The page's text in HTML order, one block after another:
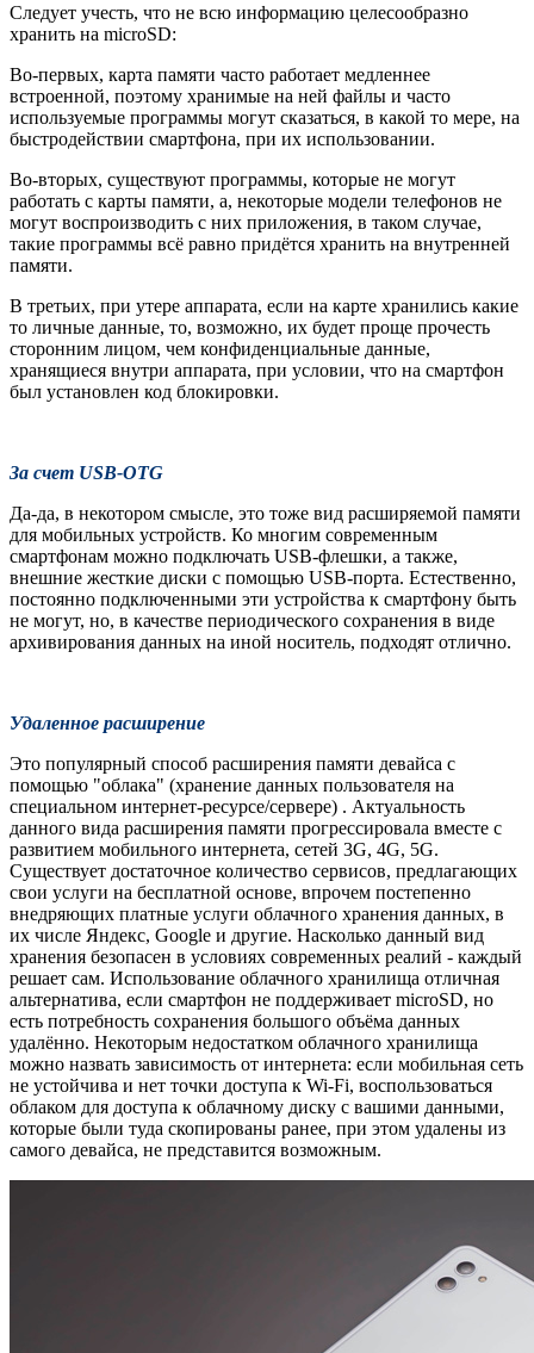
Следует учесть, что не всю информацию целесообразно
хранить на microSD:
Во-первых, карта памяти часто работает медленнее
встроенной, поэтому хранимые на ней файлы и часто
используемые программы могут сказаться, в какой то мере, на
быстродействии смартфона, при их использовании.
Во-вторых, существуют программы, которые не могут
работать с карты памяти, а, некоторые модели телефонов не
могут воспроизводить с них приложения, в таком случае,
такие программы всё равно придётся хранить на внутренней
памяти.
В третьих, при утере аппарата, если на карте хранились какие
то личные данные, то, возможно, их будет проще прочесть
сторонним лицом, чем конфиденциальные данные,
хранящиеся внутри аппарата, при условии, что на смартфон
был установлен код блокировки.
За счет USB-OTG
Да-да, в некотором смысле, это тоже вид расширяемой памяти
для мобильных устройств. Ко многим современным
смартфонам можно подключать USB-флешки, а также,
внешние жесткие диски с помощью USB-порта. Естественно,
постоянно подключенными эти устройства к смартфону быть
не могут, но, в качестве периодического сохранения в виде
архивирования данных на иной носитель, подходят отлично.
Удаленное расширение
Это популярный способ расширения памяти девайса с
помощью "облака" (хранение данных пользователя на
специальном интернет-ресурсе/сервере) . Актуальность
данного вида расширения памяти прогрессировала вместе с
развитием мобильного интернета, сетей 3G, 4G, 5G.
Существует достаточное количество сервисов, предлагающих
свои услуги на бесплатной основе, впрочем постепенно
внедряющих платные услуги облачного хранения данных, в
их числе Яндекс, Google и другие. Насколько данный вид
хранения безопасен в условиях современных реалий - каждый
решает сам. Использование облачного хранилища отличная
альтернатива, если смартфон не поддерживает microSD, но
есть потребность сохранения большого объёма данных
удалённо. Некоторым недостатком облачного хранилища
можно назвать зависимость от интернета: если мобильная сеть
не устойчива и нет точки доступа к Wi-Fi, воспользоваться
облаком для доступа к облачному диску с вашими данными,
которые были туда скопированы ранее, при этом удалены из
самого девайса, не представится возможным.